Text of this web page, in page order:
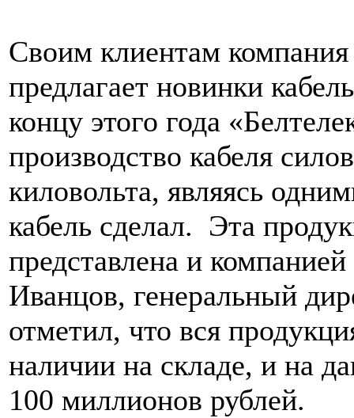
Своим клиентам
предлагает новинки
концу этого года
производство кабеля
киловольта, являясь
кабель сделал. Эта
представлена и
Иванцов, генеральный
отметил, что вся
наличии на складе, и на
100 миллионов рублей.